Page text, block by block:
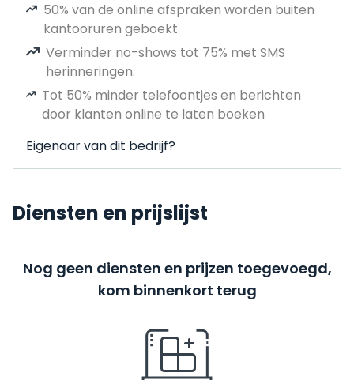
50% van de online afspraken worden buiten
kantooruren geboekt
Verminder no-shows tot 75% met SMS
herinneringen.
Tot 50% minder telefoontjes en berichten
door klanten online te laten boeken
Eigenaar van dit bedrijf?
Diensten en prijslijst
Nog geen diensten en prijzen toegevoegd,
kom binnenkort terug